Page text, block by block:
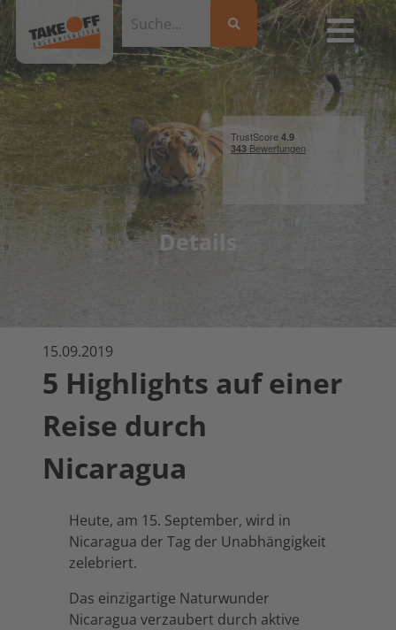
Details
15.09.2019
5 Highlights auf einer
Reise durch
Nicaragua
Heute, am 15. September, wird in
Nicaragua der Tag der Unabhängigkeit
zelebriert.
Das einzigartige Naturwunder
Nicaragua verzaubert durch aktive